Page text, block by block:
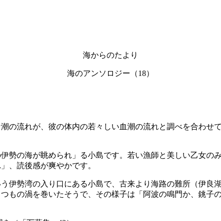
海からのたより
海のアンソロジー（18）
の流れが、彼の体内の若々しい血潮の流れと調べを合わせ
勢の海が眺められ」る小島です。若い漁師と美しい乙女の
、読後感が爽やかです。
伊勢湾の入り口にある小島で、古来より海路の難所（伊良
もの渦を巻いたそうで、その様子は「阿波の鳴門か、銚子